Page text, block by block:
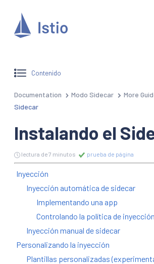
Contenido
Documentation Modo Sidecar More
Sidecar
Instalando el
lectura de 7 minutos prueba de página
Inyección
Inyección automática de sidecar
Implementando una app
Controlando la política de inyección
Inyección manual de sidecar
Personalizando la inyección
Plantillas personalizadas